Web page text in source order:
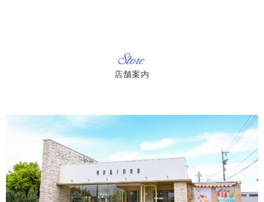
Store
店舗案内